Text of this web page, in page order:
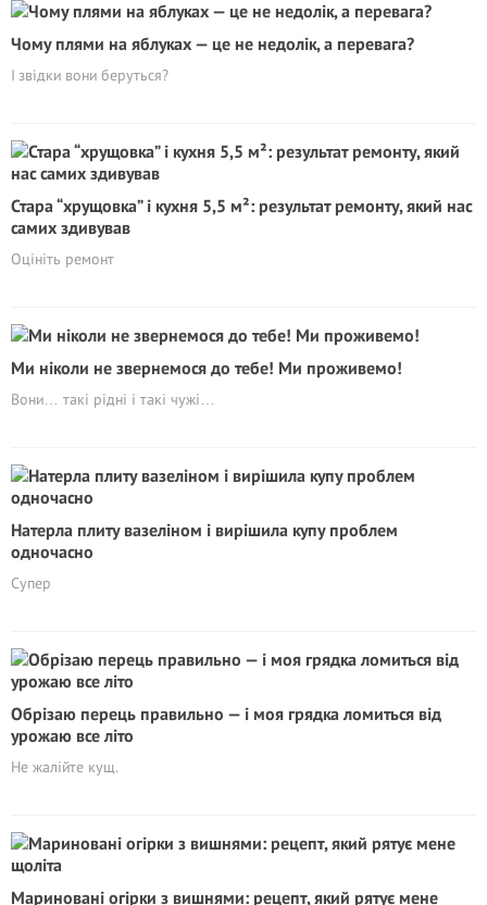
Чому плями на яблуках — це не недолік, а перевага?
І звідки вони беруться?
Стара “хрущовка” і кухня 5,5 м²: результат ремонту, який нас
самих здивував
Оцініть ремонт
Ми ніколи не звернемося до тебе! Ми проживемо!
Вони… такі рідні і такі чужі…
Натерла плиту вазеліном і вирішила купу проблем
одночасно
Супер
Обрізаю перець правильно — і моя грядка ломиться від
урожаю все літо
Не жалійте кущ.
Мариновані огірки з вишнями: рецепт, який рятує мене